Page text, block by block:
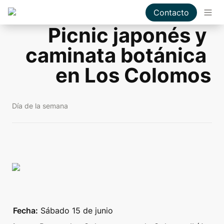
Contacto
Picnic japonés y
caminata botánica
en Los Colomos
Día de la semana
Fecha: Sábado 15 de junio